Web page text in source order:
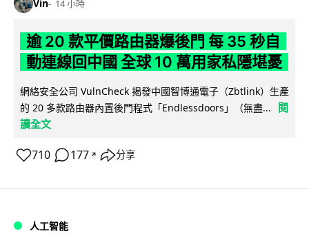
Vin 14 小時
逾 20 款平價路由器爆後門 每 35 秒自
動連線回中國 全球 10 萬用家私隱堪憂
網絡安全公司 VulnCheck 揭發中國智博通電子（Zbtlink）生產
的 20 多款路由器內置後門程式「Endlessdoors」（無盡...
閱
讀全文
710 177 ↗ 分享
人工智能